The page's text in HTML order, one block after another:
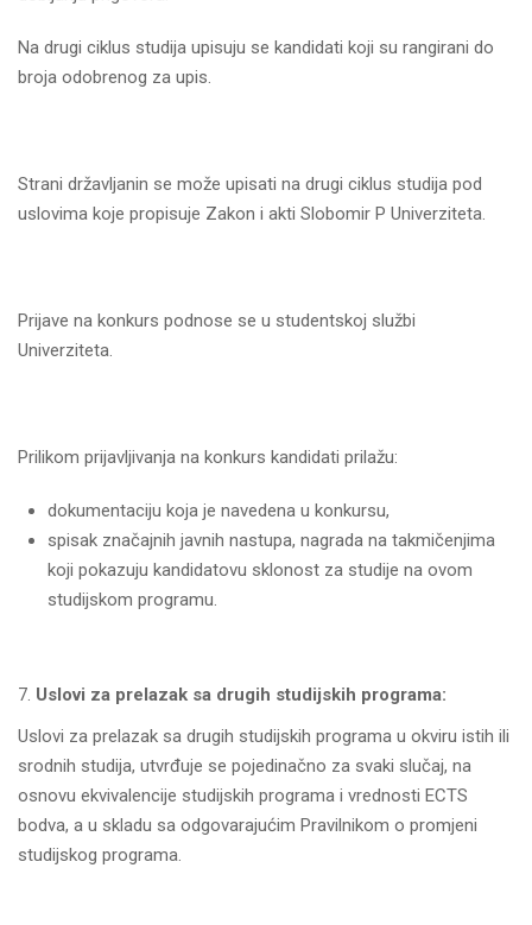
Na drugi ciklus studija upisuju se kandidati koji su rangirani do
broja odobrenog za upis.
Strani državlјanin se može upisati na drugi ciklus studija pod
uslovima koje propisuje Zakon i akti Slobomir P Univerziteta.
Prijave na konkurs podnose se u studentskoj službi
Univerziteta.
Prilikom prijavlјivanja na konkurs kandidati prilažu:
dokumentaciju koja je navedena u konkursu,
spisak značajnih javnih nastupa, nagrada na takmičenjima
koji pokazuju kandidatovu sklonost za studije na ovom
studijskom programu.
Uslovi za prelazak sa drugih studijskih programa:
Uslovi za prelazak sa drugih studijskih programa u okviru istih ili
srodnih studija, utvrđuje se pojedinačno za svaki slučaj, na
osnovu ekvivalencije studijskih programa i vrednosti ECTS
bodva, a u skladu sa odgovarajućim Pravilnikom o promjeni
studijskog programa.